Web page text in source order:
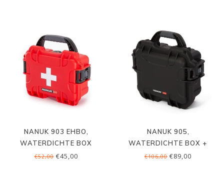
NANUK 903 EHBO,
WATERDICHTE BOX
€52,00€45,00
NANUK 905,
WATERDICHTE BOX +
FOAM
€106,00 €89,00